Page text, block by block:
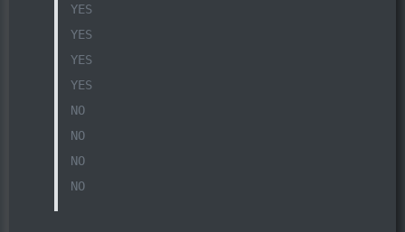
YES
YES
YES
YES
NO
NO
NO
NO